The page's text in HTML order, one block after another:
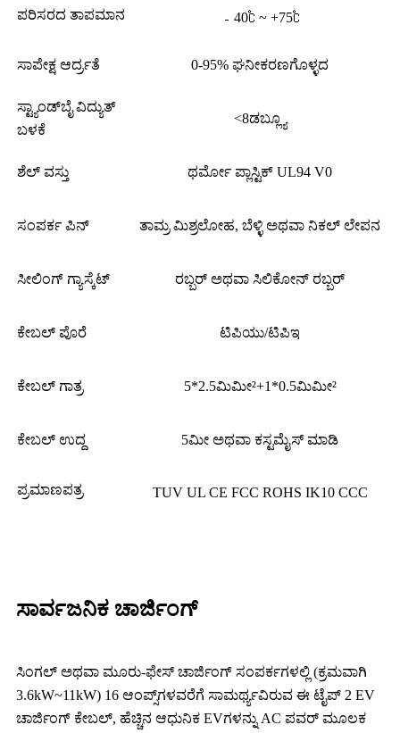
ಪರಿಸರದ ತಾಪಮಾನ ﹣40℃ ~ +75℃
ಸಾಪೇಕ್ಷ ಆರ್ದ್ರತೆ 0-95% ಘನೀಕರಣಗೊಳ್ಳದ
ಸ್ಟ್ಯಾಂಡ್‌ಬೈ ವಿದ್ಯುತ್
ಬಳಕೆ
<8ಡಬ್ಲ್ಯೂ
ಶೆಲ್ ವಸ್ತು ಥರ್ಮೋ ಪ್ಲಾಸ್ಟಿಕ್ UL94 V0
ಸಂಪರ್ಕ ಪಿನ್ ತಾಮ್ರ ಮಿಶ್ರಲೋಹ, ಬೆಳ್ಳಿ ಅಥವಾ ನಿಕಲ್ ಲೇಪನ
ಸೀಲಿಂಗ್ ಗ್ಯಾಸ್ಕೆಟ್ ರಬ್ಬರ್ ಅಥವಾ ಸಿಲಿಕೋನ್ ರಬ್ಬರ್
ಕೇಬಲ್ ಪೊರೆ ಟಿಪಿಯು/ಟಿಪಿಇ
ಕೇಬಲ್ ಗಾತ್ರ 5*2.5ಮಿಮೀ²+1*0.5ಮಿಮೀ²
ಕೇಬಲ್ ಉದ್ದ 5ಮೀ ಅಥವಾ ಕಸ್ಟಮೈಸ್ ಮಾಡಿ
ಪ್ರಮಾಣಪತ್ರ TUV UL CE FCC ROHS IK10 CCC
ಸಾರ್ವಜನಿಕ ಚಾರ್ಜಿಂಗ್
ಸಿಂಗಲ್ ಅಥವಾ ಮೂರು-ಫೇಸ್ ಚಾರ್ಜಿಂಗ್ ಸಂಪರ್ಕಗಳಲ್ಲಿ (ಕ್ರಮವಾಗಿ
3.6kW~11kW) 16 ಆಂಪ್ಸ್‌ಗಳವರೆಗೆ ಸಾಮರ್ಥ್ಯವಿರುವ ಈ ಟೈಪ್ 2 EV
ಚಾರ್ಜಿಂಗ್ ಕೇಬಲ್, ಹೆಚ್ಚಿನ ಆಧುನಿಕ EVಗಳನ್ನು AC ಪವರ್ ಮೂಲಕ